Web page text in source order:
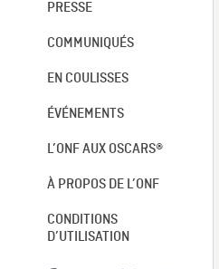
PRESSE
COMMUNIQUÉS
EN COULISSES
ÉVÉNEMENTS
L’ONF AUX OSCARS®
À PROPOS DE L’ONF
CONDITIONS
D’UTILISATION